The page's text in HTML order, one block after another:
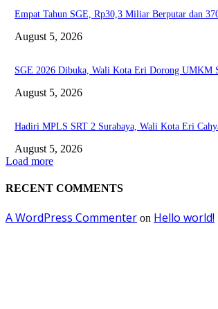
Empat Tahun SGE, Rp30,3 Miliar Berputar dan
August 5, 2026
SGE 2026 Dibuka, Wali Kota Eri Dorong UMKM
August 5, 2026
Hadiri MPLS SRT 2 Surabaya, Wali Kota Eri
August 5, 2026
Load more
RECENT COMMENTS
A WordPress Commenter on Hello world!